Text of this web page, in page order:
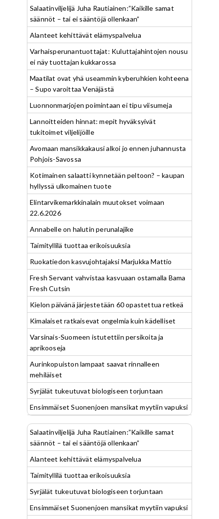
Salaatinviljelijä Juha Rautiainen:”Kaikille samat
säännöt – tai ei sääntöjä ollenkaan”
Alanteet kehittävät elämyspalvelua
Varhaisperunantuottajat: Kuluttajahintojen nousu
ei näy tuottajan kukkarossa
Maatilat ovat yhä useammin kyberuhkien kohteena
– Supo varoittaa Venäjästä
Luonnonmarjojen poimintaan ei tipu viisumeja
Lannoitteiden hinnat: mepit hyväksyivät
tukitoimet viljelijöille
Avomaan mansikkakausi alkoi jo ennen juhannusta
Pohjois-Savossa
Kotimainen salaatti kynnetään peltoon? – kaupan
hyllyssä ulkomainen tuote
Elintarvikemarkkinalain muutokset voimaan
22.6.2026
Annabelle on halutin perunalajike
Taimityllilä tuottaa erikoisuuksia
Ruokatiedon kasvujohtajaksi Marjukka Mattio
Fresh Servant vahvistaa kasvuaan ostamalla Bama
Fresh Cutsin
Kielon päivänä järjestetään 60 opastettua retkeä
Kimalaiset ratkaisevat ongelmia kuin kädelliset
Varsinais-Suomeen istutettiin persikoita ja
aprikooseja
Aurinkopuiston lampaat saavat rinnalleen
mehiläiset
Syrjälät tukeutuvat biologiseen torjuntaan
Ensimmäiset Suonenjoen mansikat myytiin vapuksi
Salaatinviljelijä Juha Rautiainen:”Kaikille samat
säännöt – tai ei sääntöjä ollenkaan”
Alanteet kehittävät elämyspalvelua
Taimityllilä tuottaa erikoisuuksia
Syrjälät tukeutuvat biologiseen torjuntaan
Ensimmäiset Suonenjoen mansikat myytiin vapuksi